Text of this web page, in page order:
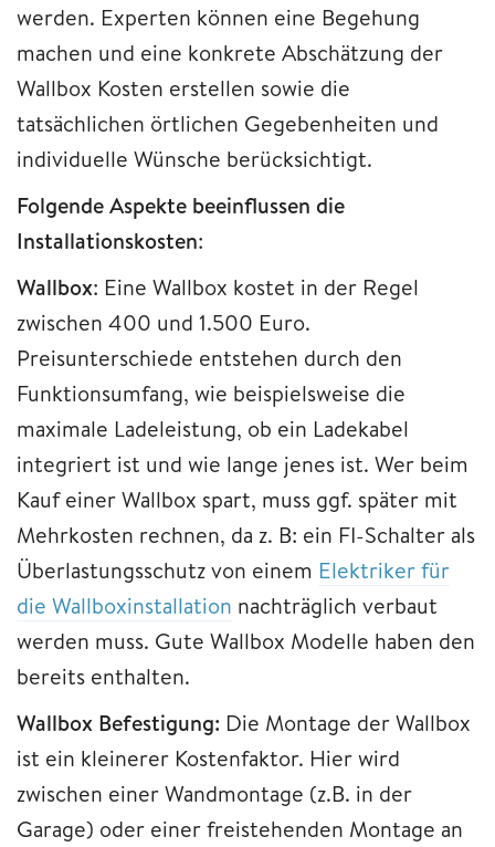
werden. Experten können eine Begehung
machen und eine konkrete Abschätzung der
Wallbox Kosten erstellen sowie die
tatsächlichen örtlichen Gegebenheiten und
individuelle Wünsche berücksichtigt.
Folgende Aspekte beeinflussen die
Installationskosten:
Wallbox: Eine Wallbox kostet in der Regel
zwischen 400 und 1.500 Euro.
Preisunterschiede entstehen durch den
Funktionsumfang, wie beispielsweise die
maximale Ladeleistung, ob ein Ladekabel
integriert ist und wie lange jenes ist. Wer beim
Kauf einer Wallbox spart, muss ggf. später mit
Mehrkosten rechnen, da z. B: ein FI-Schalter als
Überlastungsschutz von einem Elektriker für
die Wallboxinstallation nachträglich verbaut
werden muss. Gute Wallbox Modelle haben den
bereits enthalten.
Wallbox Befestigung: Die Montage der Wallbox
ist ein kleinerer Kostenfaktor. Hier wird
zwischen einer Wandmontage (z.B. in der
Garage) oder einer freistehenden Montage an